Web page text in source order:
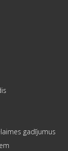
gadījumus